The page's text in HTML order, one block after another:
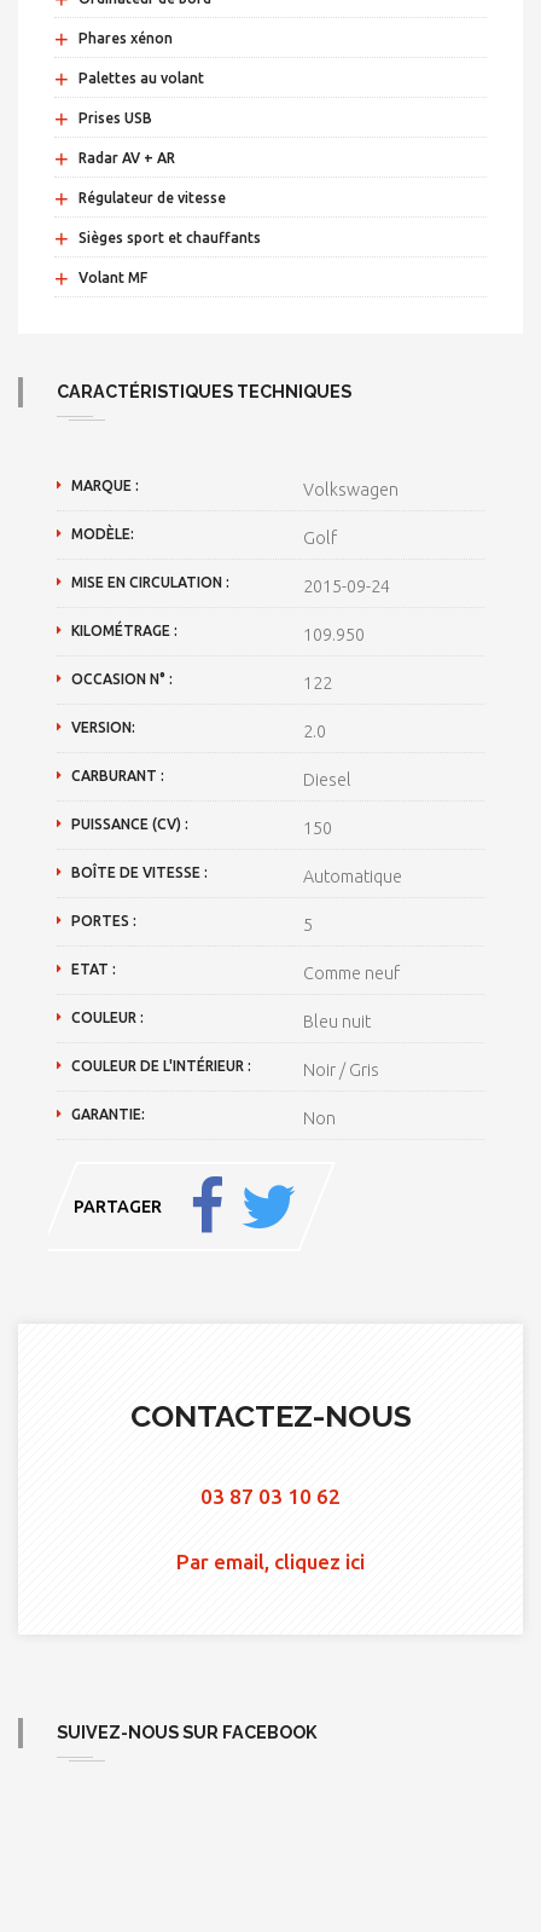
+ Phares xénon
+ Palettes au volant
+ Prises USB
+ Radar AV + AR
+ Régulateur de vitesse
+ Sièges sport et chauffants
+ Volant MF
CARACTÉRISTIQUES TECHNIQUES
MARQUE : Volkswagen
MODÈLE: Golf
MISE EN CIRCULATION : 2015-09-24
KILOMÉTRAGE : 109.950
OCCASION N° : 122
VERSION: 2.0
CARBURANT : Diesel
PUISSANCE (CV) : 150
BOÎTE DE VITESSE : Automatique
PORTES : 5
ETAT : Comme neuf
COULEUR : Bleu nuit
COULEUR DE L'INTÉRIEUR : Noir / Gris
GARANTIE: Non
PARTAGER
CONTACTEZ-NOUS
03 87 03 10 62
Par email, cliquez ici
SUIVEZ-NOUS SUR FACEBOOK